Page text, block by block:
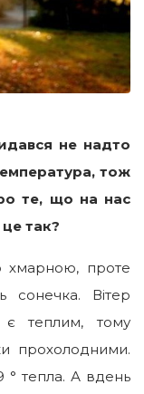
не надто
тож
те, що на нас
так?
хмарною, проте
сонечка. Вітер
є теплим, тому
прохолодними.
° тепла. А вдень